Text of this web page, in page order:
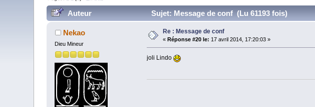
Auteur Sujet: Message de conf (Lu 61193 fois)
Nekao
Dieu Mineur
Re : Message de conf
« Réponse #20 le: 17 avril 2014, 17:20:03 »
joli Lindo